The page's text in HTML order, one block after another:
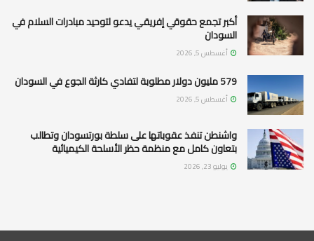
أكبر تجمع حقوقي إفريقي يدعو لتوحيد مبادرات السلام في
السودان
أغسطس 5, 2026
579 مليون دولار مطلوبة لتفادي كارثة الجوع في السودان
أغسطس 5, 2026
واشنطن تنفذ عقوباتها على سلطة بورتسودان وتطالب
بتعاون كامل مع منظمة حظر الأسلحة الكيميائية
يوليو 23, 2026